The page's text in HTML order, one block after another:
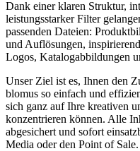
Dank einer klaren Struktur,
leistungsstarker Filter
passenden Dateien:
und Auflösungen,
Logos, Katalogabbildungen
Unser Ziel ist es, Ihnen den
blomus so einfach und
sich ganz auf Ihre kreativen
konzentrieren können. Alle
abgesichert und sofort
Media oder den Point of Sale.